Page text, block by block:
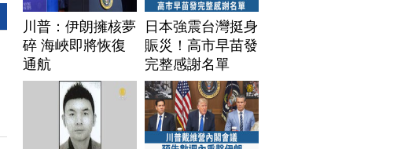
川普：伊朗擁核夢
碎 海峽即將恢復
通航
日本強震台灣挺身
賑災！高市早苗發
完整感謝名單